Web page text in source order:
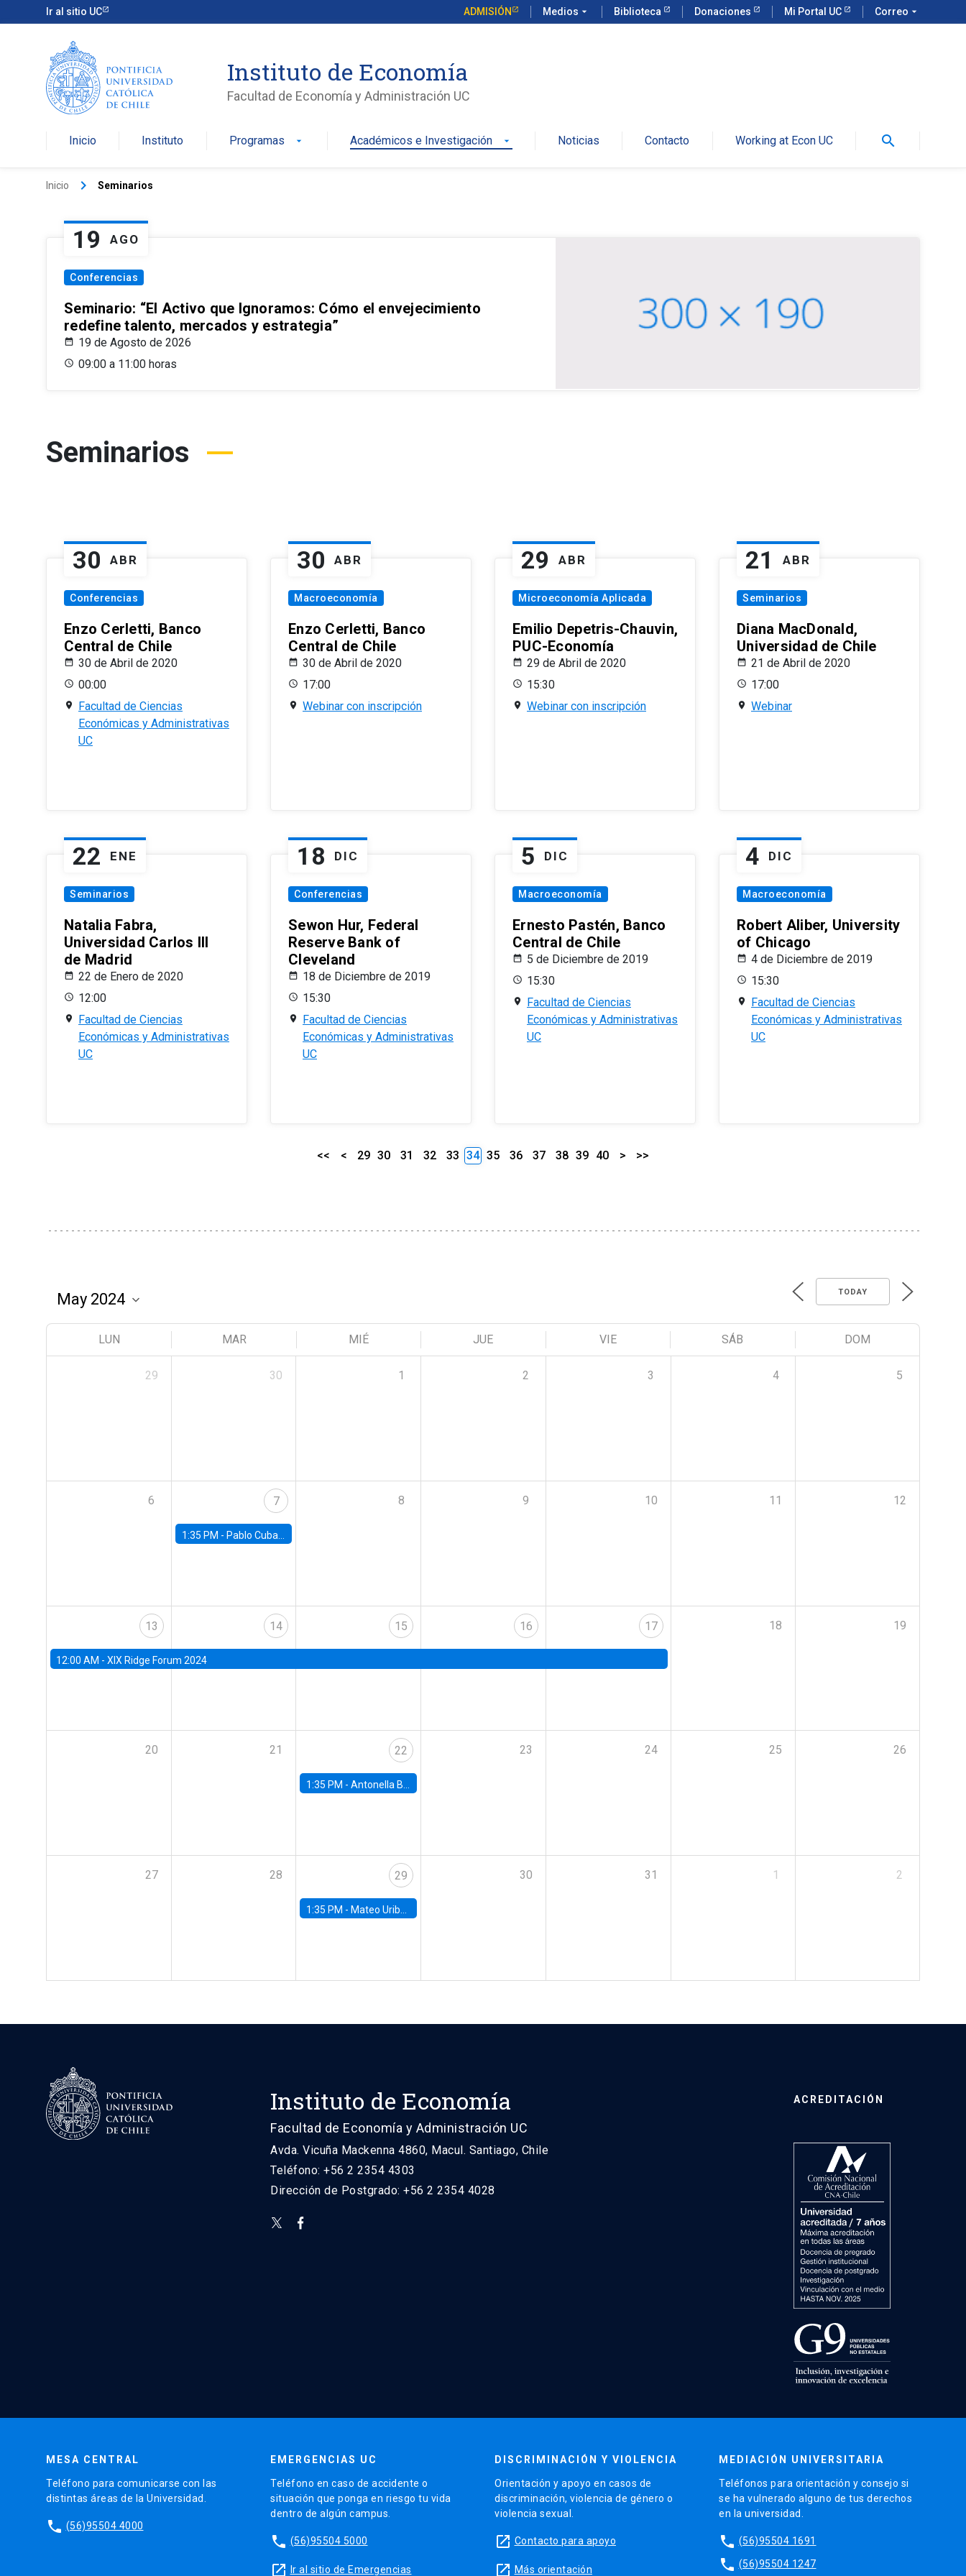
Ir al sitio UC ADMISIÓN Medios arrow_drop_down Biblioteca Donaciones Mi Portal UC Correo arrow_drop_down
Instituto de Economía
Facultad de Economía y Administración UC
Inicio Instituto Programas arrow_drop_down Académicos e Investigación arrow_drop_down Noticias Contacto Working at Econ UC search
Inicio keyboard_arrow_right Seminarios
19 AGO
Conferencias
Seminario: “El Activo que Ignoramos: Cómo el envejecimiento
redefine talento, mercados y estrategia”
19 de Agosto de 2026
09:00 a 11:00 horas
Seminarios
30 ABR
Conferencias
Enzo Cerletti, Banco
Central de Chile
30 de Abril de 2020
00:00
Facultad de Ciencias
Económicas y Administrativas
UC
30 ABR
Macroeconomía
Enzo Cerletti, Banco
Central de Chile
30 de Abril de 2020
17:00
Webinar con inscripción
29 ABR
Microeconomía Aplicada
Emilio Depetris-Chauvin,
PUC-Economía
29 de Abril de 2020
15:30
Webinar con inscripción
21 ABR
Seminarios
Diana MacDonald,
Universidad de Chile
21 de Abril de 2020
17:00
Webinar
22 ENE
Seminarios
Natalia Fabra,
Universidad Carlos III
de Madrid
22 de Enero de 2020
12:00
Facultad de Ciencias
Económicas y Administrativas
UC
18 DIC
Conferencias
Sewon Hur, Federal
Reserve Bank of
Cleveland
18 de Diciembre de 2019
15:30
Facultad de Ciencias
Económicas y Administrativas
UC
5 DIC
Macroeconomía
Ernesto Pastén, Banco
Central de Chile
5 de Diciembre de 2019
15:30
Facultad de Ciencias
Económicas y Administrativas
UC
4 DIC
Macroeconomía
Robert Aliber, University
of Chicago
4 de Diciembre de 2019
15:30
Facultad de Ciencias
Económicas y Administrativas
UC
<< < 29 30 31 32 33 34 35 36 37 38 39 40 > >>
TODAY
LUN MAR MIÉ JUE VIE SÁB DOM
29 30 1 2 3 4 5
6 7
1:35 PM - Pablo Cuba, FED Board
8 9 10 11 12
13
12:00 AM - XIX Ridge Forum 2024
14 15 16 17 18 19
20 21 22
1:35 PM -Antonella Bancalari, Institute for Fiscal Studies (IFS) and Research Associate at University College London (UCL)
23 24 25 26
27 28 29
1:35 PM - Mateo Uribe-Castro, Universidad de los Andes (Colombia)
30 31 1 2
Instituto de Economía
Facultad de Economía y Administración UC
Avda. Vicuña Mackenna 4860, Macul. Santiago, Chile
Teléfono: +56 2 2354 4303
Dirección de Postgrado: +56 2 2354 4028
ACREDITACIÓN
MESA CENTRAL
Teléfono para comunicarse con las
distintas áreas de la Universidad.
phone (56)95504 4000
EMERGENCIAS UC
Teléfono en caso de accidente o
situación que ponga en riesgo tu vida
dentro de algún campus.
phone (56)95504 5000
launch Ir al sitio de Emergencias
DISCRIMINACIÓN Y VIOLENCIA
Orientación y apoyo en casos de
discriminación, violencia de género o
violencia sexual.
launch Contacto para apoyo
launch Más orientación
MEDIACIÓN UNIVERSITARIA
Teléfonos para orientación y consejo si
se ha vulnerado alguno de tus derechos
en la universidad.
phone (56)95504 1691
phone (56)95504 1247